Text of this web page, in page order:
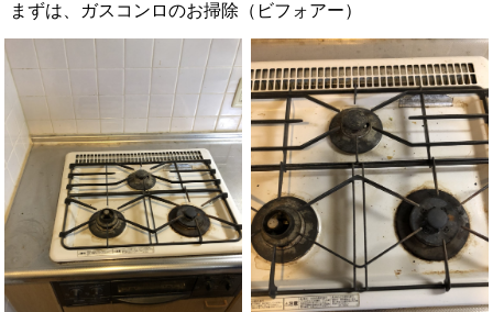
まずは、ガスコンロのお掃除（ビフォアー）